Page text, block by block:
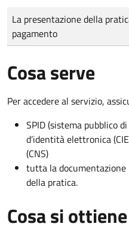
Tipo di pagamento
Importo
La presentazione della
pagamento
Cosa serve
Per accedere al servizio,
SPID (sistema pubblico
d’identità elettronica
(CNS)
tutta la
della pratica.
Cosa si ottiene